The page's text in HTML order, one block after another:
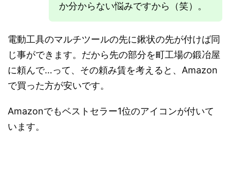
か分からない悩みですから（笑）。
電動工具のマルチツールの先に鍬状の先が付けば同
じ事ができます。だから先の部分を町工場の鍛冶屋
に頼んで…って、その頼み賃を考えると、Amazon
で買った方が安いです。
Amazonでもベストセラー1位のアイコンが付いて
います。